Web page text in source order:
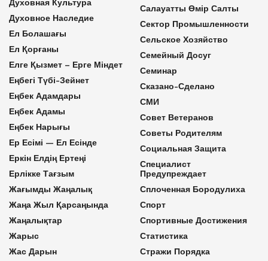
Духовная Культура
Духовное Наследие
Ел Болашағы
Ел Қорғаны
Елге Қызмет – Ерге Міндет
Еңбегі Түбі-Зейнет
Еңбек Адамдары
Еңбек Адамы
Еңбек Нарығы
Ер Есімі — Ел Есінде
Еркін Елдің Ертеңі
Ерлікке Тағзым
Жағымды Жаңалық
Жаңа Жыл Қарсаңында
Жаңалықтар
Жарыс
Жас Дарын
Салауатты Өмір Салты
Сектор Промышленности
Сельское Хозяйство
Семейный Досуг
Семинар
Сказано-Сделано
СМИ
Совет Ветеранов
Советы Родителям
Социальная Защита
Специалист
Предупреждает
Сплоченная Бородулиха
Спорт
Спортивные Достижения
Статистика
Стражи Порядка